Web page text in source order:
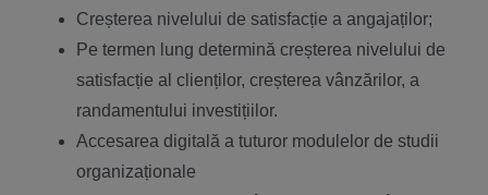
Creșterea nivelului de satisfacție a angajaților;
Pe termen lung determină creșterea nivelului de
satisfacție al clienților, creșterea vânzărilor, a
randamentului investițiilor.
Accesarea digitală a tuturor modulelor de studii
organizaționale